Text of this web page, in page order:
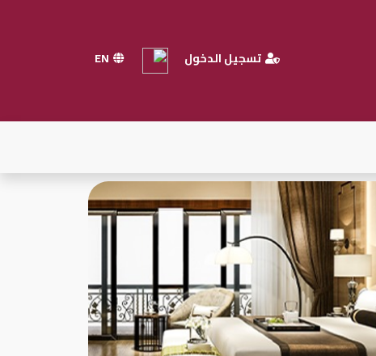
تسجيل الدخول